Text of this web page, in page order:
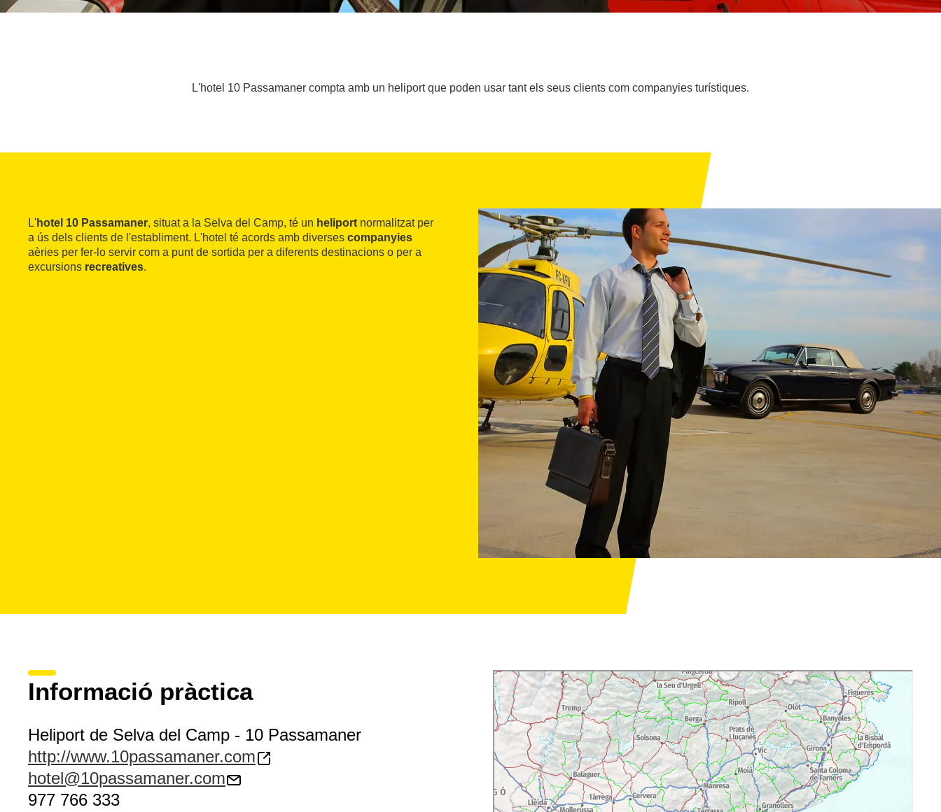
L'hotel 10 Passamaner compta amb un heliport que poden usar tant els seus clients com companyies turístiques.
L'hotel 10 Passamaner, situat a la Selva del Camp, té un heliport normalitzat per
a ús dels clients de l'establiment. L'hotel té acords amb diverses companyies
aèries per fer-lo servir com a punt de sortida per a diferents destinacions o per a
excursions recreatives.
Informació pràctica
Heliport de Selva del Camp - 10 Passamaner
http://www.10passamaner.com
hotel@10passamaner.com
977 766 333